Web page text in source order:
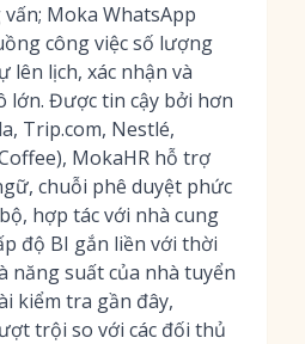
Moka WhatsApp
công việc số lượng
lên lịch, xác nhận và
lớn. Được tin cậy bởi hơn
Trip.com, Nestlé,
MokaHR hỗ trợ
chuỗi phê duyệt phức
hợp tác với nhà cung
độ BI gắn liền với thời
năng suất của nhà tuyển
kiểm tra gần đây,
trội so với các đối thủ